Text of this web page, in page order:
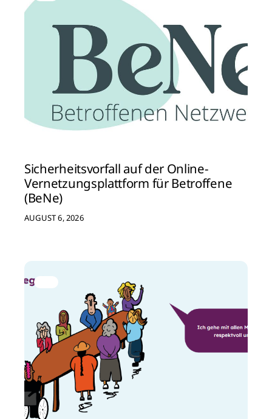
Sicherheitsvorfall auf der Online-
Vernetzungsplattform für Betroffene
(BeNe)
AUGUST 6, 2026